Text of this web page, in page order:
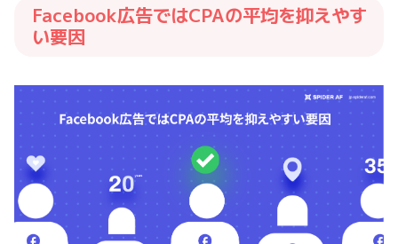
Facebook広告ではCPAの平均を抑えやす
い要因